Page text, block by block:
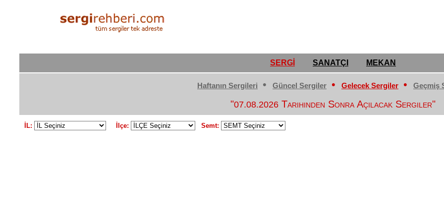
SERGİ SANATÇI MEKAN
Haftanın Sergileri • Güncel Sergiler • Gelecek Sergiler • Geçmiş
"07.08.2026 Tarihinden Sonra Açılacak Sergiler"
İL: İlçe: Semt: